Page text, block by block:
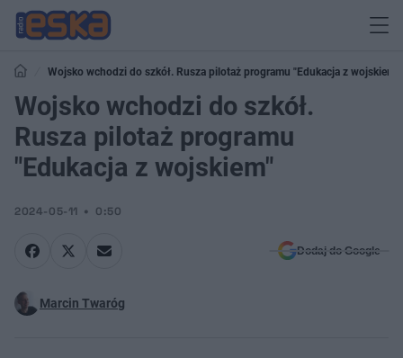
Wojsko wchodzi do szkół. Rusza pilotaż programu "Edukacja z wojskiem"
Wojsko wchodzi do szkół.
Rusza pilotaż programu
"Edukacja z wojskiem"
2024-05-11 0:50
Dodaj do Google
Marcin Twaróg